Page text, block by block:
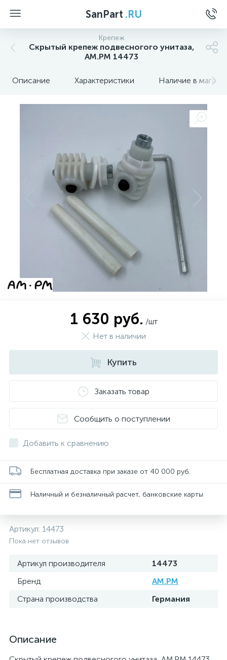
SanPart .RU
Крепеж
Скрытый крепеж подвесногого унитаза,
AM.PM 14473
Описание Характеристики Наличие в
1 630 руб. /шт
Нет в наличии
Купить
Заказать товар
Сообщить о поступлении
Добавить к сравнению
Бесплатная доставка при заказе от 40 000 руб.
Наличный и безналичный расчет, банковские карты
Артикул: 14473
Пока нет отзывов
Артикул производителя
14473
Бренд
AM.PM
Страна производства
Германия
Описание